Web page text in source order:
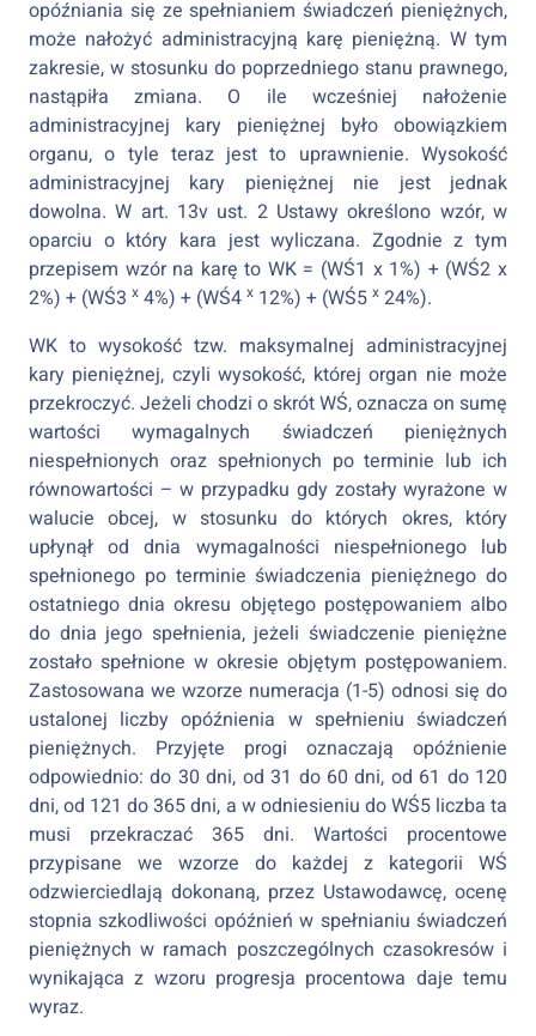
opóźniania się ze spełnianiem świadczeń pieniężnych,
może nałożyć administracyjną karę pieniężną. W tym
zakresie, w stosunku do poprzedniego stanu prawnego,
nastąpiła zmiana. O ile wcześniej nałożenie
administracyjnej kary pieniężnej było obowiązkiem
organu, o tyle teraz jest to uprawnienie. Wysokość
administracyjnej kary pieniężnej nie jest jednak
dowolna. W art. 13v ust. 2 Ustawy określono wzór, w
oparciu o który kara jest wyliczana. Zgodnie z tym
przepisem wzór na karę to WK = (WŚ1 x 1%) + (WŚ2 x
2%) + (WŚ3 x 4%) + (WŚ4 x 12%) + (WŚ5 x 24%).
WK to wysokość tzw. maksymalnej administracyjnej
kary pieniężnej, czyli wysokość, której organ nie może
przekroczyć. Jeżeli chodzi o skrót WŚ, oznacza on sumę
wartości wymagalnych świadczeń pieniężnych
niespełnionych oraz spełnionych po terminie lub ich
równowartości – w przypadku gdy zostały wyrażone w
walucie obcej, w stosunku do których okres, który
upłynął od dnia wymagalności niespełnionego lub
spełnionego po terminie świadczenia pieniężnego do
ostatniego dnia okresu objętego postępowaniem albo
do dnia jego spełnienia, jeżeli świadczenie pieniężne
zostało spełnione w okresie objętym postępowaniem.
Zastosowana we wzorze numeracja (1-5) odnosi się do
ustalonej liczby opóźnienia w spełnieniu świadczeń
pieniężnych. Przyjęte progi oznaczają opóźnienie
odpowiednio: do 30 dni, od 31 do 60 dni, od 61 do 120
dni, od 121 do 365 dni, a w odniesieniu do WŚ5 liczba ta
musi przekraczać 365 dni. Wartości procentowe
przypisane we wzorze do każdej z kategorii WŚ
odzwierciedlają dokonaną, przez Ustawodawcę, ocenę
stopnia szkodliwości opóźnień w spełnianiu świadczeń
pieniężnych w ramach poszczególnych czasokresów i
wynikająca z wzoru progresja procentowa daje temu
wyraz.